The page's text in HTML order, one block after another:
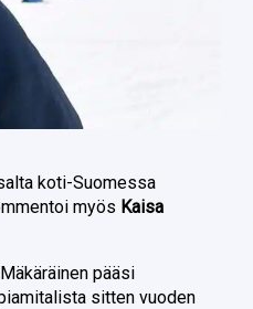
koti-Suomessa
myös Kaisa
pääsi
sitten vuoden